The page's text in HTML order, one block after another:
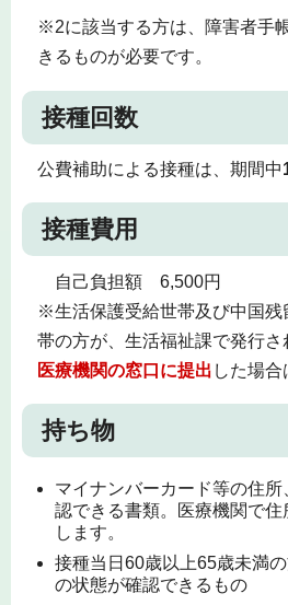
※2に該当する方は、障害者手
きるものが必要です。
接種回数
公費補助による接種は、期間中
接種費用
自己負担額 6,500円
※生活保護受給世帯及び中国残
帯の方が、生活福祉課で発行
医療機関の窓口に提出 した場合
持ち物
マイナンバーカード等の住
認できる書類。医療機関で
します。
接種当日60歳以上65歳未満
の状態が確認できるもの